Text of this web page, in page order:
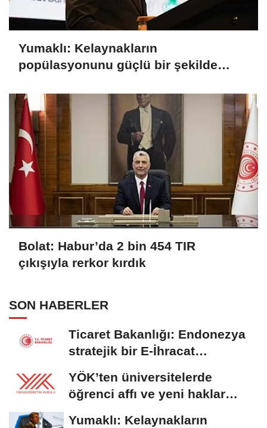
Yumaklı: Kelaynakların
popülasyonunu güçlü bir şekilde
Bolat: Habur’da 2 bin 454 TIR
çıkışıyla rerkor kırdık
SON HABERLER
Ticaret Bakanlığı: Endonezya
stratejik bir E-İhracat
YÖK’ten üniversitelerde
öğrenci affı ve yeni haklar
Yumaklı: Kelaynakların